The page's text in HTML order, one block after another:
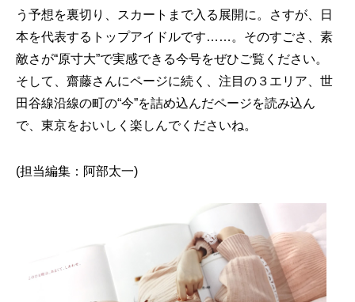
う予想を裏切り、スカートまで入る展開に。さすが、日
本を代表するトップアイドルです……。そのすごさ、素
敵さが“原寸大”で実感できる今号をぜひご覧ください。
そして、齋藤さんにページに続く、注目の３エリア、世
田谷線沿線の町の“今”を詰め込んだページを読み込ん
で、東京をおいしく楽しんでくださいね。
(担当編集：阿部太一)